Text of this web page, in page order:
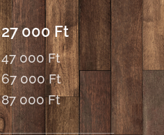
27 000 Ft
47 000 Ft
67 000 Ft
87 000 Ft